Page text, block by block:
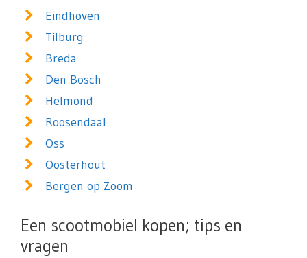
Eindhoven
Tilburg
Breda
Den Bosch
Helmond
Roosendaal
Oss
Oosterhout
Bergen op Zoom
Een scootmobiel kopen; tips en
vragen